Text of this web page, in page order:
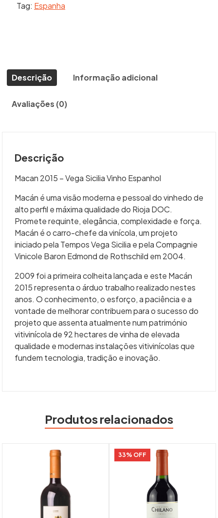
Tag: Espanha
Descrição Informação adicional
Avaliações (0)
Descrição
Macan 2015 – Vega Sicilia Vinho Espanhol
Macán é uma visão moderna e pessoal do vinhedo de
alto perfil e máxima qualidade do Rioja DOC.
Promete requinte, elegância, complexidade e força.
Macán é o carro-chefe da vinícola, um projeto
iniciado pela Tempos Vega Sicilia e pela Compagnie
Vinicole Baron Edmond de Rothschild em 2004.
2009 foi a primeira colheita lançada e este Macán
2015 representa o árduo trabalho realizado nestes
anos. O conhecimento, o esforço, a paciência e a
vontade de melhorar contribuem para o sucesso do
projeto que assenta atualmente num património
vitivinícola de 92 hectares de vinha de elevada
qualidade e modernas instalações vitivinícolas que
fundem tecnologia, tradição e inovação.
Produtos relacionados
33% OFF